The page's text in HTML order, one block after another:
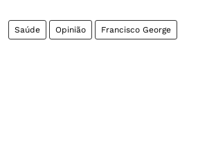
Saúde Opinião Francisco George